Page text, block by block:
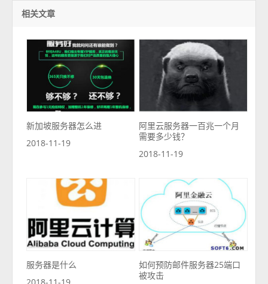
相关文章
新加坡服务器怎么进
2018-11-19
阿里云服务器一百兆一个月
需要多少钱？
2018-11-19
服务器是什么
如何预防邮件服务器25端口
被攻击